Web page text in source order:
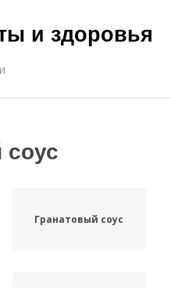
и здоровья
Гранатовый соус